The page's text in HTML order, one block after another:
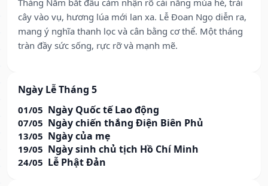
Tháng Năm bắt đầu cảm nhận rõ cái nắng mùa hè, trái
cây vào vụ, hương lúa mới lan xa. Lễ Đoan Ngọ diễn ra,
mang ý nghĩa thanh lọc và cân bằng cơ thể. Một tháng
tràn đầy sức sống, rực rỡ và mạnh mẽ.
Ngày Lễ Tháng 5
01/05 Ngày Quốc tế Lao động
07/05 Ngày chiến thắng Điện Biên Phủ
13/05 Ngày của mẹ
19/05 Ngày sinh chủ tịch Hồ Chí Minh
24/05 Lễ Phật Đản